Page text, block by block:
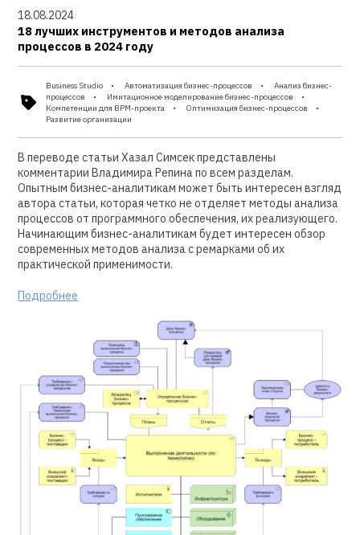
18.08.2024
18 лучших инструментов и методов анализа
процессов в 2024 году
Business Studio Автоматизация бизнес-процессов
Анализ бизнес-
процессов
Имитационное моделирование бизнес-процессов
Компетенции для BPM-проекта
Оптимизация бизнес-процессов
Развитие организации
В переводе статьи Хазал Симсек представлены
комментарии Владимира Репина по всем разделам.
Опытным бизнес-аналитикам может быть интересен взгляд
автора статьи, которая четко не отделяет методы анализа
процессов от программного обеспечения, их реализующего.
Начинающим бизнес-аналитикам будет интересен обзор
современных методов анализа с ремарками об их
практической применимости.
Подробнее